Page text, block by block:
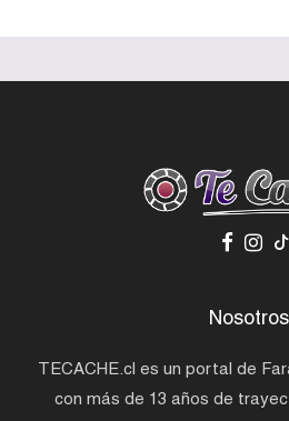
Nosotros
TECACHE.cl es un portal de
con más de 13 años de